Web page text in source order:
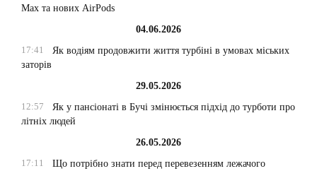
Max та нових AirPods
04.06.2026
17:41
Як водіям продовжити життя турбіні в умовах міських
заторів
29.05.2026
12:57
Як у пансіонаті в Бучі змінюється підхід до турботи про
літніх людей
26.05.2026
17:11
Що потрібно знати перед перевезенням лежачого